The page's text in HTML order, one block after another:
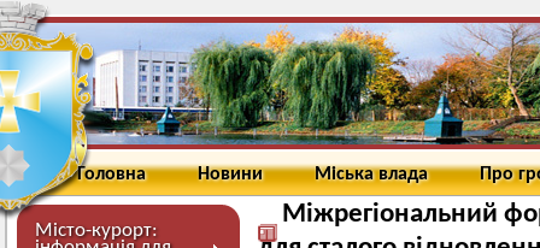
Головна Новини Міська влада Про
Місто-курорт:
Міжрегіональний